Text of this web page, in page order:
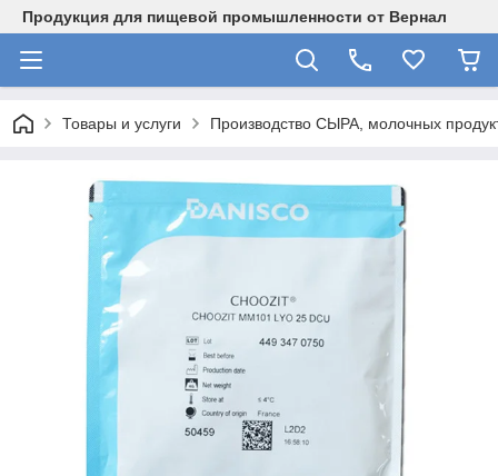
Продукция для пищевой промышленности от Вернал
Товары и услуги Производство СЫРА, молочных